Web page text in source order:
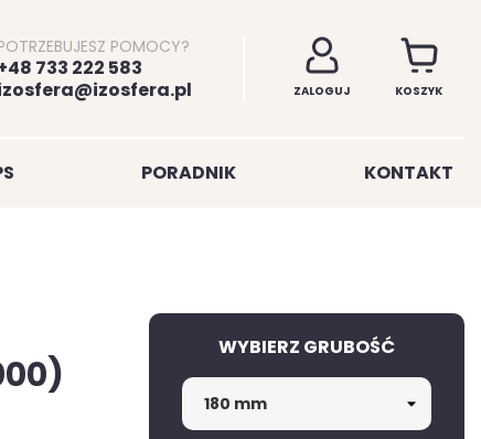
POMOCY?
733 222 583
ZALOGUJ KOSZYK
PORADNIK KONTAKT
WYBIERZ GRUBOŚĆ